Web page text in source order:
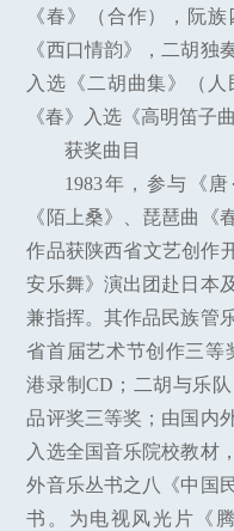
《春》（合作），阮
《西口情韵》，二胡独
入选《二胡曲集》（人
《春》入选《高明笛子
获奖曲目
1983年，参与《
《陌上桑》、琵琶曲《
作品获陕西省文艺创作
安乐舞》演出团赴日本
兼指挥。其作品民族管
省首届艺术节创作三等
港录制CD；二胡与乐
品评奖三等奖；由国内
入选全国音乐院校教材
外音乐丛书之八《中国
书。为电视风光片《